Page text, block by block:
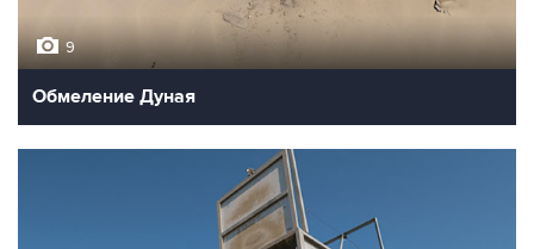
9
Обмеление Дуная